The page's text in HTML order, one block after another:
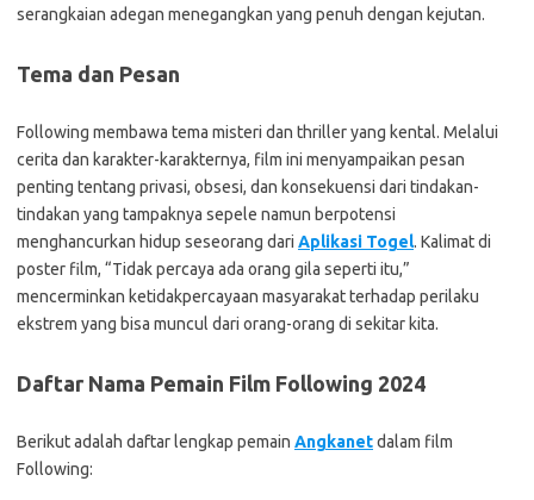
serangkaian adegan menegangkan yang penuh dengan kejutan.
Tema dan Pesan
Following membawa tema misteri dan thriller yang kental. Melalui
cerita dan karakter-karakternya, film ini menyampaikan pesan
penting tentang privasi, obsesi, dan konsekuensi dari tindakan-
tindakan yang tampaknya sepele namun berpotensi
menghancurkan hidup seseorang dari Aplikasi Togel. Kalimat di
poster film, “Tidak percaya ada orang gila seperti itu,”
mencerminkan ketidakpercayaan masyarakat terhadap perilaku
ekstrem yang bisa muncul dari orang-orang di sekitar kita.
Daftar Nama Pemain Film Following 2024
Berikut adalah daftar lengkap pemain Angkanetdalam film
Following: